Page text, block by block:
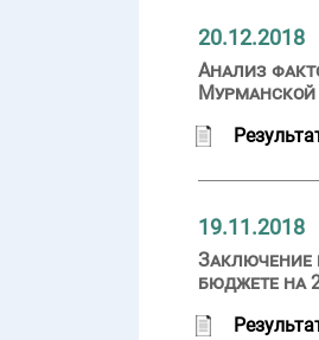
20.12.2018
Анализ
Мурманской
19.11.2018
Заключение
бюджете на